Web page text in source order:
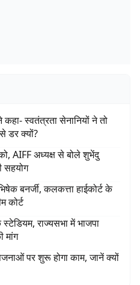
स्वतंत्रता सेनानियों ने तो
डर क्यों?
AIFF अध्यक्ष से बोले शुभेंदु
सहयोग
बनर्जी, कलकत्ता हाईकोर्ट के
कोर्ट
राज्यसभा में भाजपा
मांग
पर शुरू होगा काम, जानें क्यों